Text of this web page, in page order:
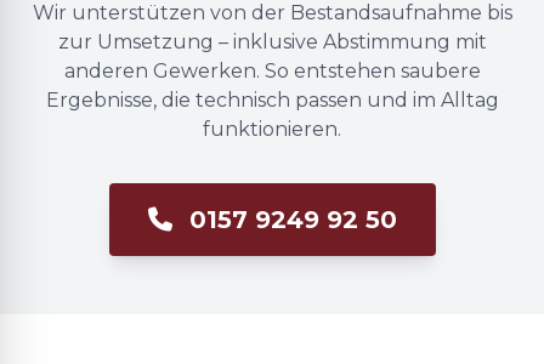
Wir unterstützen von der Bestandsaufnahme bis
zur Umsetzung – inklusive Abstimmung mit
anderen Gewerken. So entstehen saubere
Ergebnisse, die technisch passen und im Alltag
funktionieren.
0157 9249 92 50